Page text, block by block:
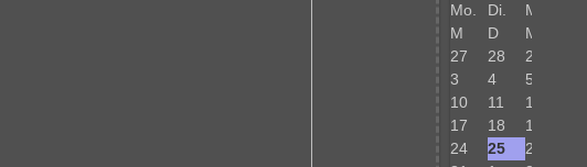
Mo.
Di. Mi.
M
D M
27
28 29
3
4 5
10
11 12
17
18 19
24
25 26